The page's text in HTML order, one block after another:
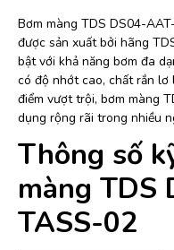
Bơm màng TDS DS04-
được sản xuất bởi hãng
bật với khả năng bơm đa
có độ nhớt cao, chất rắn
điểm vượt trội, bơm màng
dụng rộng rãi trong nhiều
Thông số
màng TDS
TASS-02